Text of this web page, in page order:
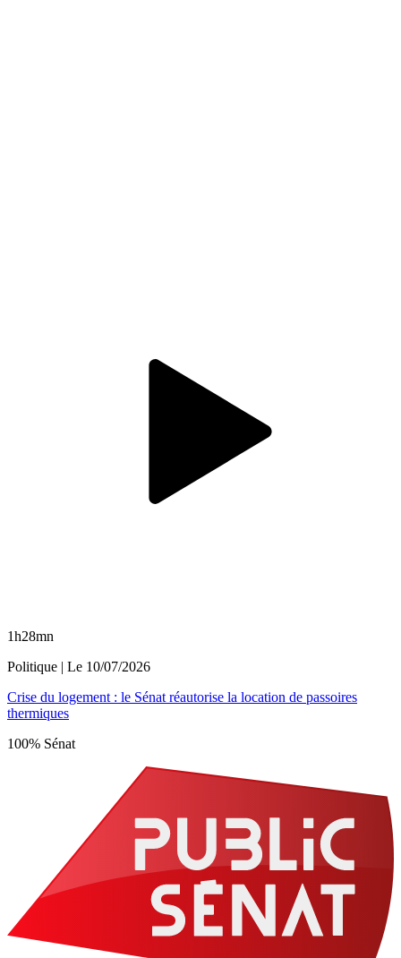
1h28mn
Politique | Le 10/07/2026
Crise du logement : le Sénat réautorise la location de passoires
thermiques
100% Sénat